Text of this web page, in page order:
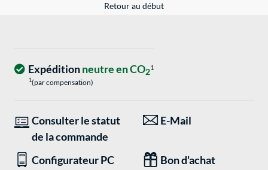
Retour au début
Expéditionneutre en CO21
1(par compensation)
Consulter le statut
de la commande
E-Mail
Configurateur PC Bon d'achat